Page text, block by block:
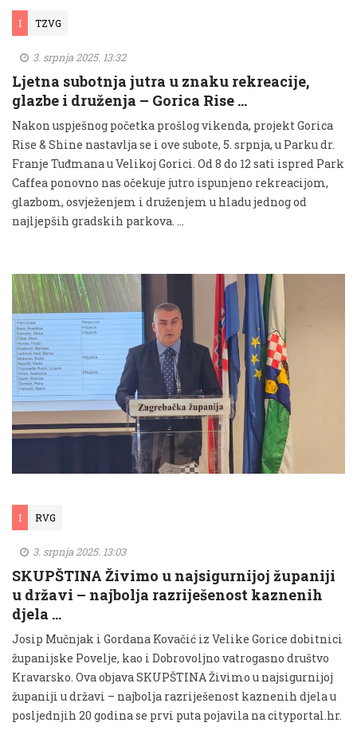
I TZVG
3. srpnja 2025. 13:32
Ljetna subotnja jutra u znaku rekreacije,
glazbe i druženja – Gorica Rise …
Nakon uspješnog početka prošlog vikenda, projekt Gorica
Rise & Shine nastavlja se i ove subote, 5. srpnja, u Parku dr.
Franje Tuđmana u Velikoj Gorici. Od 8 do 12 sati ispred Park
Caffea ponovno nas očekuje jutro ispunjeno rekreacijom,
glazbom, osvježenjem i druženjem u hladu jednog od
najljepših gradskih parkova. …
I RVG
3. srpnja 2025. 13:03
SKUPŠTINA Živimo u najsigurnijoj županiji
u državi – najbolja razriješenost kaznenih
djela …
Josip Mučnjak i Gordana Kovačić iz Velike Gorice dobitnici
županijske Povelje, kao i Dobrovoljno vatrogasno društvo
Kravarsko. Ova objava SKUPŠTINA Živimo u najsigurnijoj
županiji u državi – najbolja razriješenost kaznenih djela u
posljednjih 20 godina se prvi puta pojavila na cityportal.hr.